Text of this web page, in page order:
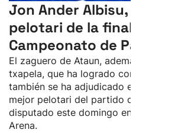
Jon Ander Albisu, mejor
pelotari de la final del
Campeonato de Parejas
El zaguero de Ataun, además de la
txapela, que ha logrado con Unai
también se ha adjudicado el premio
mejor pelotari del partido definitivo,
disputado este domingo en el
Arena.